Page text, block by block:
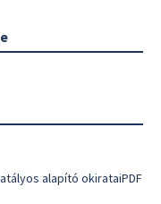
alapító okirataiPDF